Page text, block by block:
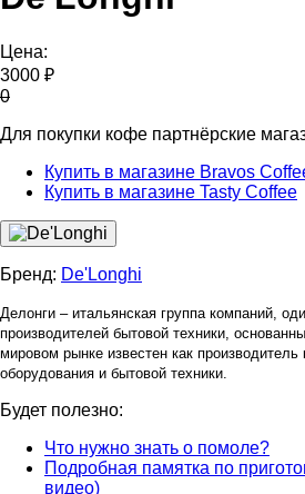
Цена:
3000 ₽
0
Для покупки кофе партнёрские
Купить в магазине Bravos
Купить в магазине Tasty Coffee
Бренд: De'Longhi
Делонги – итальянская группа компаний,
производителей бытовой техники,
мировом рынке известен как производитель
оборудования и бытовой техники.
Будет полезно:
Что нужно знать о помоле?
Подробная памятка по
видео)